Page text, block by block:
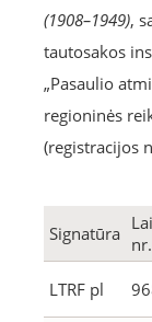
(1908–1949),
tautosakos
„Pasaulio
regioninės
(registracijos
Signatūra nr.
LTRF pl